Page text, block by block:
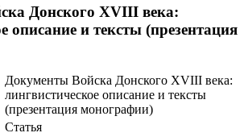
Донского XVIII века:
описание и тексты (презентация
Документы Войска Донского XVIII века:
лингвистическое описание и тексты
(презентация монографии)
Статья